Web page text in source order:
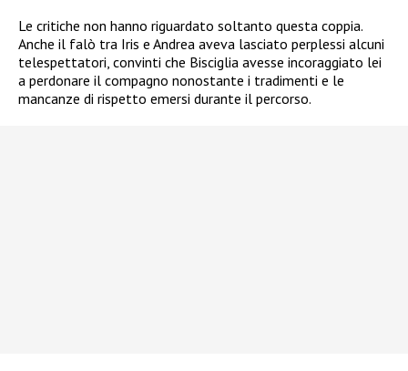
Le critiche non hanno riguardato soltanto questa coppia.
Anche il falò tra Iris e Andrea aveva lasciato perplessi alcuni
telespettatori, convinti che Bisciglia avesse incoraggiato lei
a perdonare il compagno nonostante i tradimenti e le
mancanze di rispetto emersi durante il percorso.